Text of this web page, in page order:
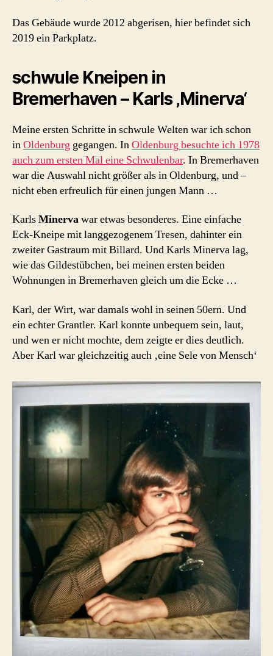
Das Gebäude wurde 2012 abgerisen, hier befindet sich
2019 ein Parkplatz.
schwule Kneipen in
Bremerhaven – Karls ‚Minerva‘
Meine ersten Schritte in schwule Welten war ich schon
inOldenburg gegangen. InOldenburg besuchte ich 1978
auch zum ersten Mal eine Schwulenbar. In Bremerhaven
war die Auswahl nicht größer als in Oldenburg, und –
nicht eben erfreulich für einen jungen Mann …
KarlsMinervawar etwas besonderes. Eine einfache
Eck-Kneipe mit langgezogenem Tresen, dahinter ein
zweiter Gastraum mit Billard. Und Karls Minerva lag,
wie das Gildestübchen, bei meinen ersten beiden
Wohnungen in Bremerhaven gleich um die Ecke …
Karl, der Wirt, war damals wohl in seinen 50ern. Und
ein echter Grantler. Karl konnte unbequem sein, laut,
und wen er nicht mochte, dem zeigte er dies deutlich.
Aber Karl war gleichzeitig auch ‚eine Sele von Mensch‘